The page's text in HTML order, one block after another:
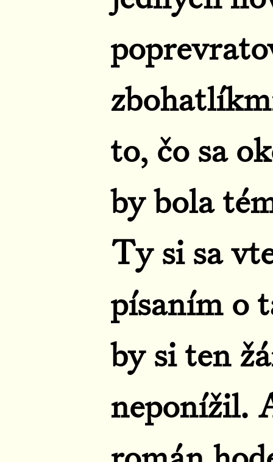
to, čo sa
by bola
Ty si sa
písaním o
by si ten
neponížil.